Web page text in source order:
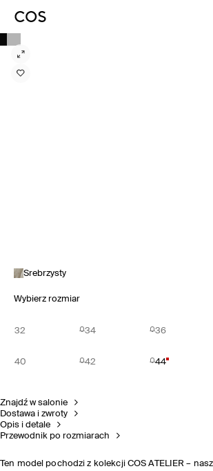
Srebrzysty
Wybierz rozmiar
32 34 36
40 42 44
Znajdź w salonie
Dostawa i zwroty
Opis i detale
Przewodnik po rozmiarach
Ten model pochodzi z kolekcji COS ATELIER –